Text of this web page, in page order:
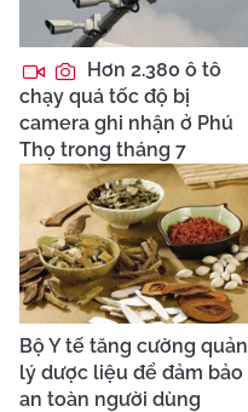
Hơn 2.380 ô tô
chạy quá tốc độ bị
camera ghi nhận ở Phú
Thọ trong tháng 7
Bộ Y tế tăng cường quản
lý dược liệu để đảm bảo
an toàn người dùng